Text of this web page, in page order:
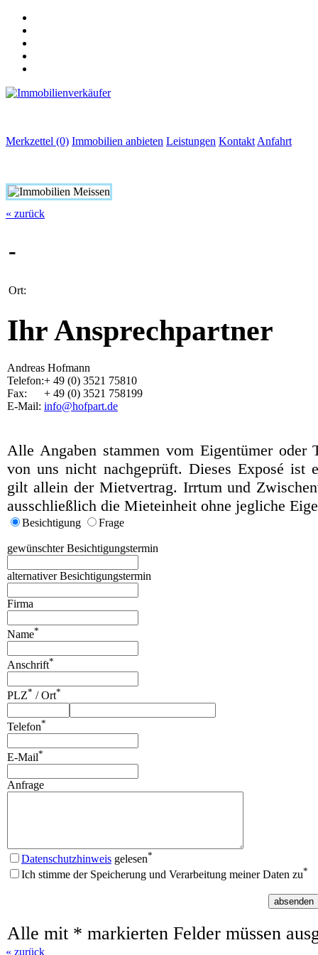
Merkzettel (0) Immobilien anbieten Leistungen Kontakt Anfahrt
« zurück
-
Ort:
Ihr Ansprechpartner
Andreas Hofmann
Telefon:+ 49 (0) 3521 75810
Fax:
+ 49 (0) 3521 758199
E-Mail: info@hofpart.de
Alle Angaben stammen vom Eigentümer oder
von uns nicht nachgeprüft. Dieses Exposé ist
gilt allein der Mietvertrag. Irrtum und
ausschließlich die Mieteinheit ohne jegliche
Besichtigung Frage
gewünschter Besichtigungstermin
alternativer Besichtigungstermin
Firma
Name*
Anschrift*
PLZ* / Ort*
Telefon*
E-Mail*
Anfrage
Datenschutzhinweis gelesen*
Ich stimme der Speicherung und Verarbeitung meiner Daten zu*
absenden
Alle mit * markierten Felder müssen
« zurück